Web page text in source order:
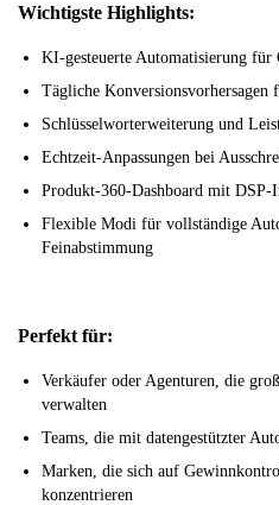
Wichtigste Highlights:
KI-gesteuerte Automatisierung für
Tägliche
Schlüsselworterweiterung und
Echtzeit-Anpassungen bei
Produkt-360-Dashboard mit DSP-
Flexible Modi für vollständige
Feinabstimmung
Perfekt für:
Verkäufer oder Agenturen, die
verwalten
Teams, die mit datengestützter
Marken, die sich auf
konzentrieren